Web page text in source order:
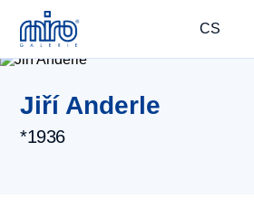
CS
Jiří Anderle
*1936